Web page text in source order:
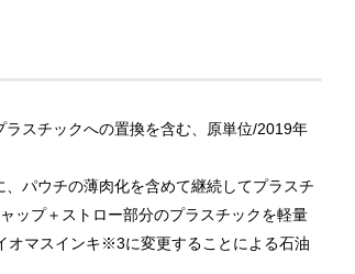
スチックへの置換を含む、原単位/2019年
パウチの薄肉化を含めて継続してプラスチ
ップ＋ストロー部分のプラスチックを軽量
オマスインキ※3に変更することによる石油